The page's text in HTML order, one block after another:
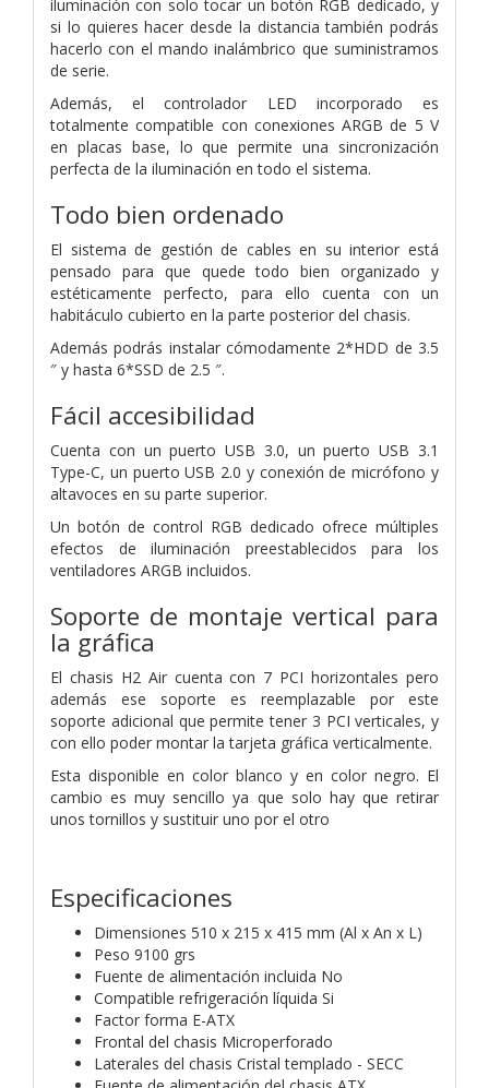
iluminación con solo tocar un botón RGB dedicado, y
si lo quieres hacer desde la distancia también podrás
hacerlo con el mando inalámbrico que suministramos
de serie.
Además, el controlador LED incorporado es
totalmente compatible con conexiones ARGB de 5 V
en placas base, lo que permite una sincronización
perfecta de la iluminación en todo el sistema.
Todo bien ordenado
El sistema de gestión de cables en su interior está
pensado para que quede todo bien organizado y
estéticamente perfecto, para ello cuenta con un
habitáculo cubierto en la parte posterior del chasis.
Además podrás instalar cómodamente 2*HDD de 3.5
″ y hasta 6*SSD de 2.5 ″.
Fácil accesibilidad
Cuenta con un puerto USB 3.0, un puerto USB 3.1
Type-C, un puerto USB 2.0 y conexión de micrófono y
altavoces en su parte superior.
Un botón de control RGB dedicado ofrece múltiples
efectos de iluminación preestablecidos para los
ventiladores ARGB incluidos.
Soporte de montaje vertical para
la gráfica
El chasis H2 Air cuenta con 7 PCI horizontales pero
además ese soporte es reemplazable por este
soporte adicional que permite tener 3 PCI verticales, y
con ello poder montar la tarjeta gráfica verticalmente.
Esta disponible en color blanco y en color negro. El
cambio es muy sencillo ya que solo hay que retirar
unos tornillos y sustituir uno por el otro
Especificaciones
Dimensiones 510 x 215 x 415 mm (Al x An x L)
Peso 9100 grs
Fuente de alimentación incluida No
Compatible refrigeración líquida Si
Factor forma E-ATX
Frontal del chasis Microperforado
Laterales del chasis Cristal templado - SECC